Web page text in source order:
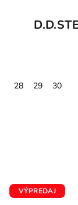
28
29
30
VÝPREDAJ